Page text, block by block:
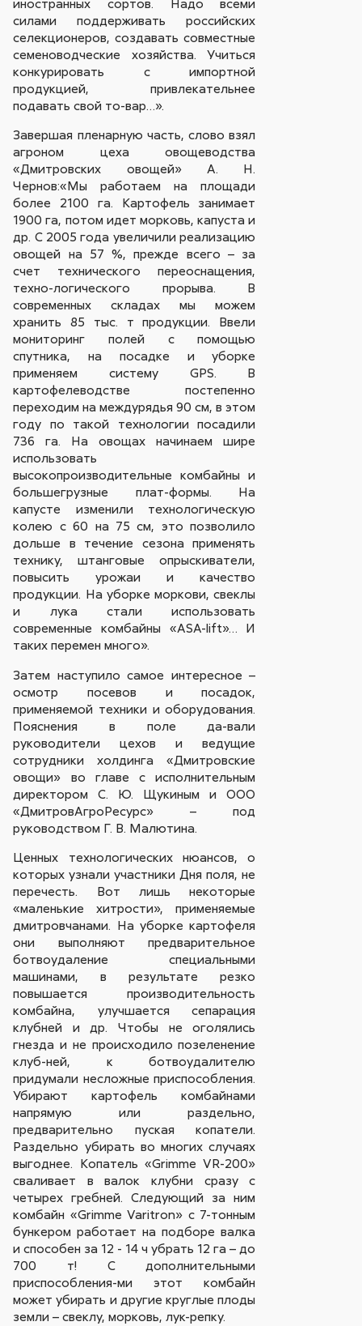
силами поддерживать российских
селекционеров, создавать совместные
семеноводческие хозяйства. Учиться
конкурировать с импортной
продукцией, привлекательнее
подавать свой то-вар…».
Завершая пленарную часть, слово взял
агроном цеха овощеводства
«Дмитровских овощей» А. Н.
Чернов:«Мы работаем на площади
более 2100 га. Картофель занимает
1900 га, потом идет морковь, капуста и
др. С 2005 года увеличили реализацию
овощей на 57 %, прежде всего – за
счет технического переоснащения,
техно-логического прорыва. В
современных складах мы можем
хранить 85 тыс. т продукции. Ввели
мониторинг полей с помощью
спутника, на посадке и уборке
применяем систему GPS. В
картофелеводстве постепенно
переходим на междурядья 90 см, в этом
году по такой технологии посадили
736 га. На овощах начинаем шире
использовать
высокопроизводительные комбайны и
большегрузные плат-формы. На
капусте изменили технологическую
колею с 60 на 75 см, это позволило
дольше в течение сезона применять
технику, штанговые опрыскиватели,
повысить урожаи и качество
продукции. На уборке моркови, свеклы
и лука стали использовать
современные комбайны «ASA-lift»… И
таких перемен много».
Затем наступило самое интересное –
осмотр посевов и посадок,
применяемой техники и оборудования.
Пояснения в поле да-вали
руководители цехов и ведущие
сотрудники холдинга «Дмитровские
овощи» во главе с исполнительным
директором С. Ю. Щукиным и ООО
«ДмитровАгроРесурс» – под
руководством Г. В. Малютина.
Ценных технологических нюансов, о
которых узнали участники Дня поля, не
перечесть. Вот лишь некоторые
«маленькие хитрости», применяемые
дмитровчанами. На уборке картофеля
они выполняют предварительное
ботвоудаление специальными
машинами, в результате резко
повышается производительность
комбайна, улучшается сепарация
клубней и др. Чтобы не оголялись
гнезда и не происходило позеленение
клуб-ней, к ботвоудалителю
придумали несложные приспособления.
Убирают картофель комбайнами
напрямую или раздельно,
предварительно пуская копатели.
Раздельно убирать во многих случаях
выгоднее. Копатель «Grimme VR-200»
сваливает в валок клубни сразу с
четырех гребней. Следующий за ним
комбайн «Grimme Varitron» с 7-тонным
бункером работает на подборе валка
и способен за 12 - 14 ч убрать 12 га – до
700 т! С дополнительными
приспособления-ми этот комбайн
может убирать и другие круглые плоды
земли – свеклу, морковь, лук-репку.